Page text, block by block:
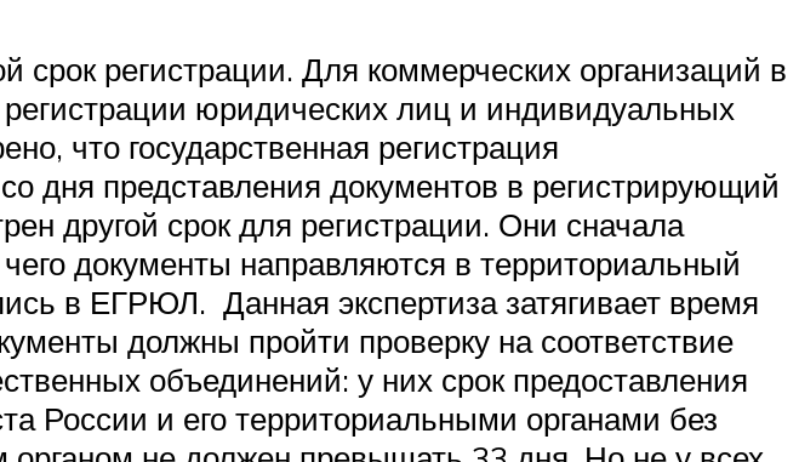
регистрации. Для коммерческих организаций в
юридических лиц и индивидуальных
что государственная регистрация
дня представления документов в регистрирующий
другой срок для регистрации. Они сначала
документы направляются в территориальный
в ЕГРЮЛ. Данная экспертиза затягивает время
должны пройти проверку на соответствие
объединений: у них срок предоставления
России и его территориальными органами без